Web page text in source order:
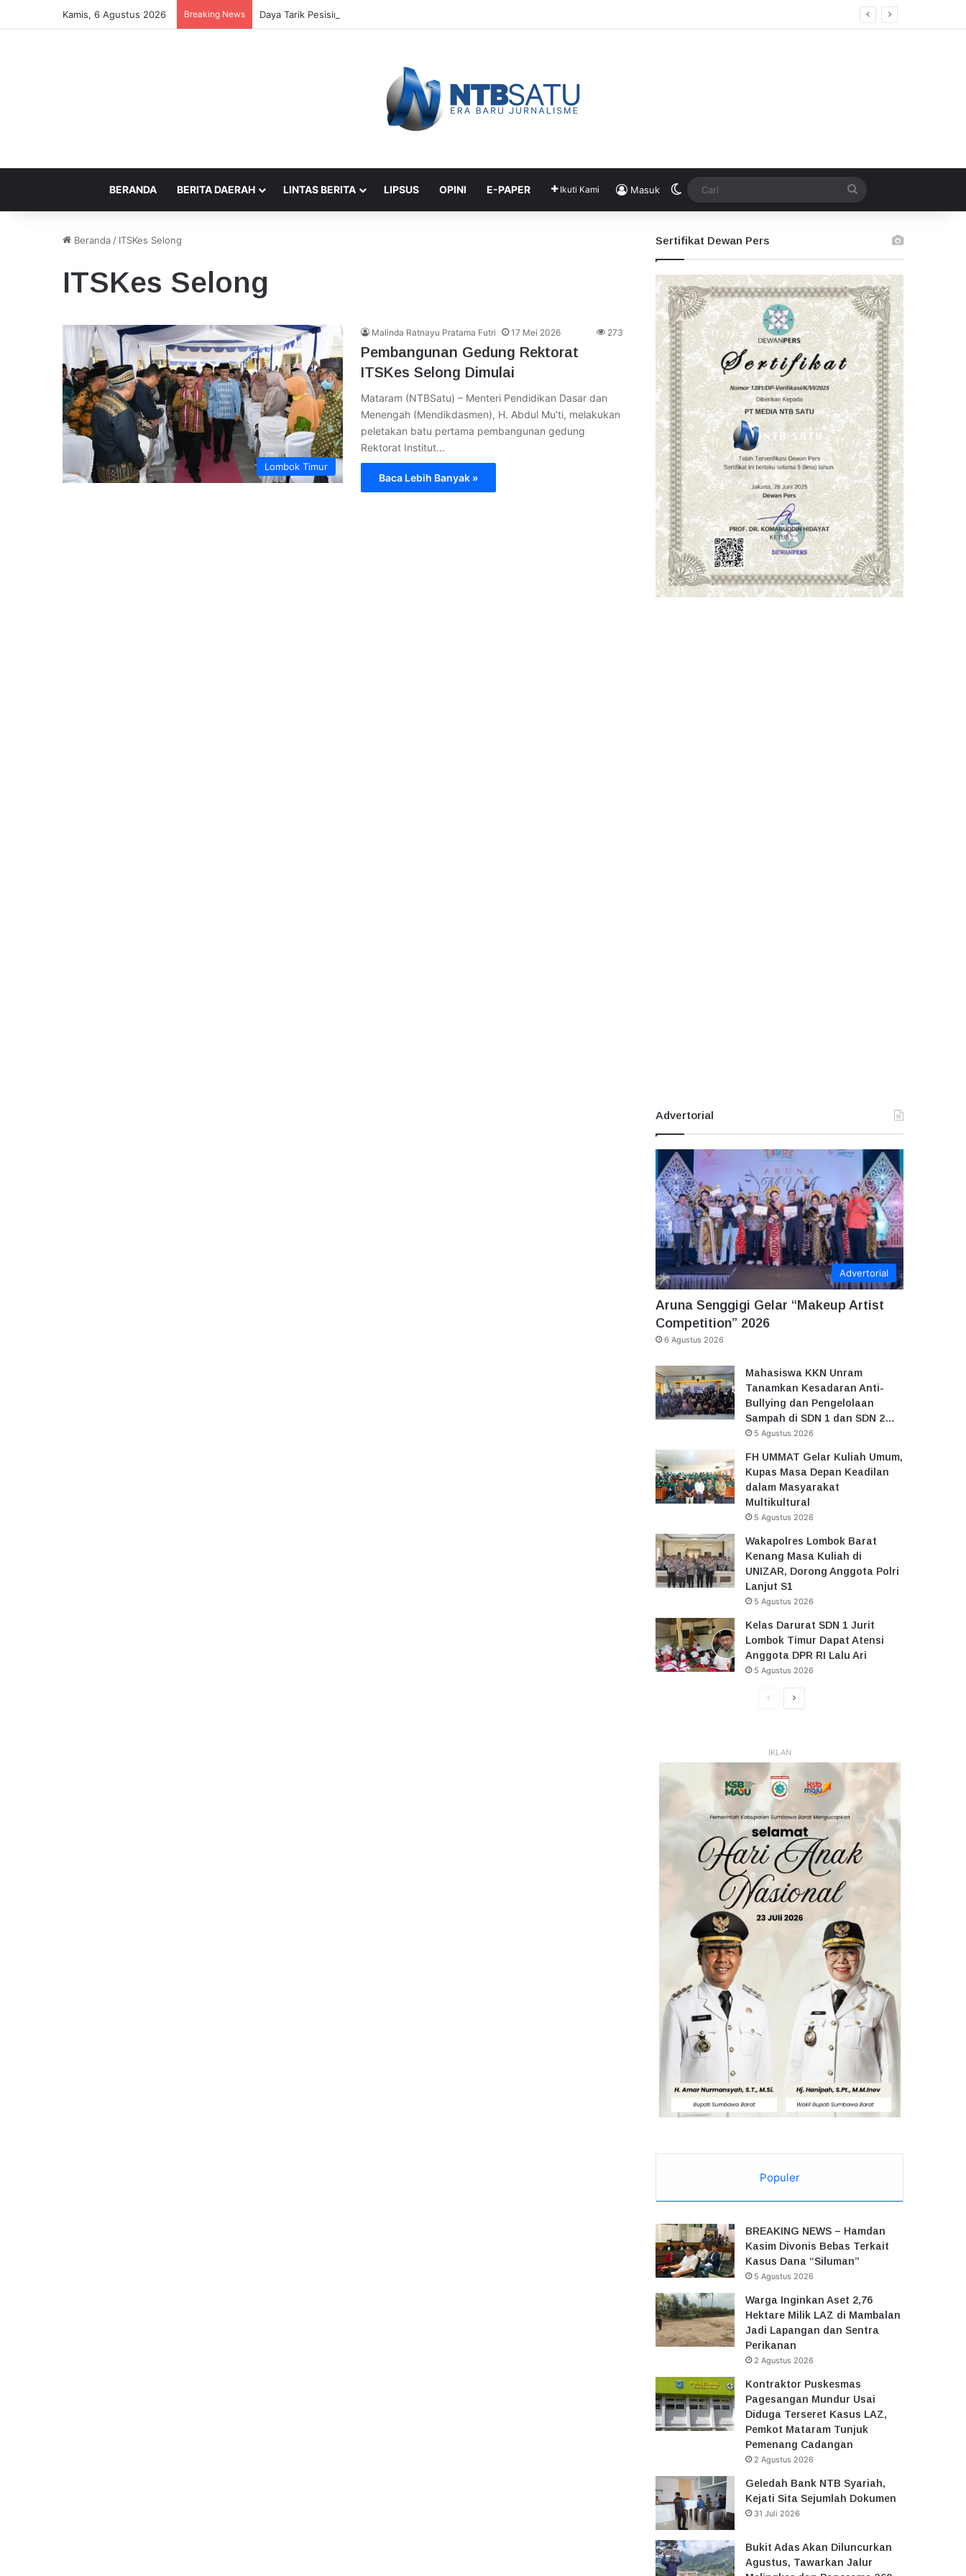
Kamis, 6 Agustus 2026 Breaking News Daya Tarik Pesisir KSB Berlanjut, Rencana Hotel Baru Janjikan Transparansi Izin
BERANDA BERITA DAERAH LINTAS BERITA LIPSUS OPINI E-PAPER Ikuti Kami Masuk Switch skin
Beranda / ITSKes Selong
ITSKes Selong
Lombok Timur
Malinda Ratnayu Pratama Futri 17 Mei 2026 273
Pembangunan Gedung Rektorat
ITSKes Selong Dimulai
Mataram (NTBSatu) – Menteri Pendidikan Dasar dan
Menengah (Mendikdasmen), H. Abdul Mu’ti, melakukan
peletakan batu pertama pembangunan gedung
Rektorat Institut…
Baca Lebih Banyak »
Sertifikat Dewan Pers
Advertorial
Advertorial
Aruna Senggigi Gelar “Makeup Artist
Competition” 2026
6 Agustus 2026
Mahasiswa KKN Unram
Tanamkan Kesadaran Anti-
Bullying dan Pengelolaan
Sampah di SDN 1 dan SDN 2…
5 Agustus 2026
FH UMMAT Gelar Kuliah Umum,
Kupas Masa Depan Keadilan
dalam Masyarakat
Multikultural
5 Agustus 2026
Wakapolres Lombok Barat
Kenang Masa Kuliah di
UNIZAR, Dorong Anggota Polri
Lanjut S1
5 Agustus 2026
Kelas Darurat SDN 1 Jurit
Lombok Timur Dapat Atensi
Anggota DPR RI Lalu Ari
5 Agustus 2026
HalamanHalaman
IKLAN
Populer
BREAKING NEWS – Hamdan
Kasim Divonis Bebas Terkait
Kasus Dana “Siluman”
5 Agustus 2026
Warga Inginkan Aset 2,76
Hektare Milik LAZ di Mambalan
Jadi Lapangan dan Sentra
Perikanan
2 Agustus 2026
Kontraktor Puskesmas
Pagesangan Mundur Usai
Diduga Terseret Kasus LAZ,
Pemkot Mataram Tunjuk
Pemenang Cadangan
2 Agustus 2026
Geledah Bank NTB Syariah,
Kejati Sita Sejumlah Dokumen
31 Juli 2026
Bukit Adas Akan Diluncurkan
Agustus, Tawarkan Jalur